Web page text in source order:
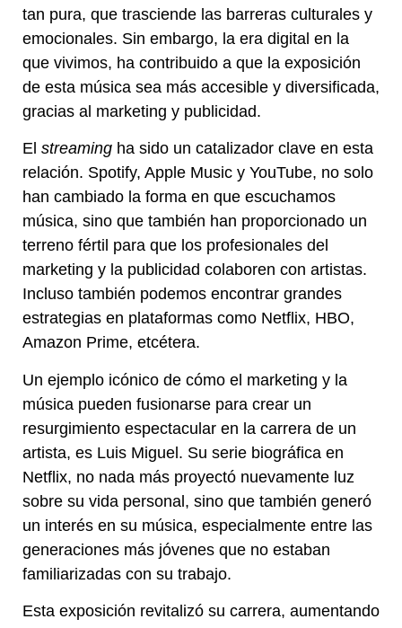
tan pura, que trasciende las barreras culturales y
emocionales. Sin embargo, la era digital en la
que vivimos, ha contribuido a que la exposición
de esta música sea más accesible y diversificada,
gracias al marketing y publicidad.
El streaming ha sido un catalizador clave en esta
relación. Spotify, Apple Music y YouTube, no solo
han cambiado la forma en que escuchamos
música, sino que también han proporcionado un
terreno fértil para que los profesionales del
marketing y la publicidad colaboren con artistas.
Incluso también podemos encontrar grandes
estrategias en plataformas como Netflix, HBO,
Amazon Prime, etcétera.
Un ejemplo icónico de cómo el marketing y la
música pueden fusionarse para crear un
resurgimiento espectacular en la carrera de un
artista, es Luis Miguel. Su serie biográfica en
Netflix, no nada más proyectó nuevamente luz
sobre su vida personal, sino que también generó
un interés en su música, especialmente entre las
generaciones más jóvenes que no estaban
familiarizadas con su trabajo.
Esta exposición revitalizó su carrera, aumentando